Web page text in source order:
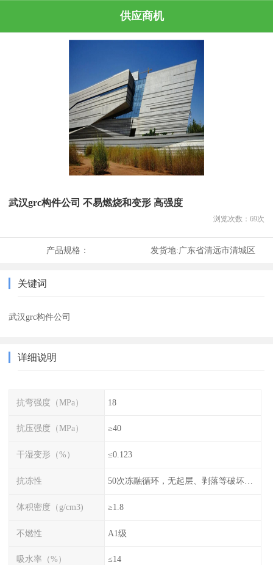
供应商机
武汉grc构件公司 不易燃烧和变形 高强度
浏览次数： 69次
产品规格： 发货地:广东省清远市清城区
关键词
武汉grc构件公司
详细说明
抗弯强度（MPa） 18
抗压强度（MPa） ≥40
干湿变形（%） ≤0.123
抗冻性 50次冻融循环，无起层、剥落等破坏现象
体积密度（g/cm3) ≥1.8
不燃性 A1级
吸水率（%） ≤14